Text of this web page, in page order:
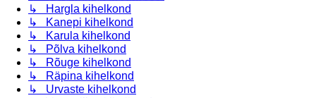
↳ Hargla kihelkond
↳ Kanepi kihelkond
↳ Karula kihelkond
↳ Põlva kihelkond
↳ Rõuge kihelkond
↳ Räpina kihelkond
↳ Urvaste kihelkond